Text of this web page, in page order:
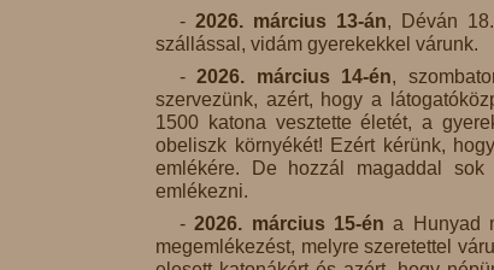
- 2026. március 13-án, Déván
szállással, vidám gyerekekkel várunk.
-2026. március 14-én,
szervezünk, azért, hogy a
1500 katona vesztette életét, a
obeliszk környékét! Ezért kérünk,
emlékére. De hozzál magaddal
emlékezni.
-2026. március 15-én a Hunyad
megemlékezést, melyre szeretettel